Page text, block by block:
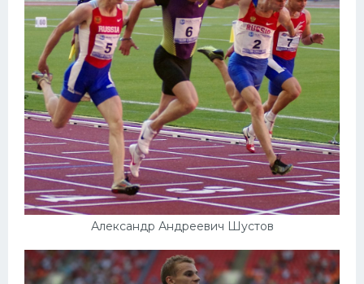
Александр Андреевич Шустов